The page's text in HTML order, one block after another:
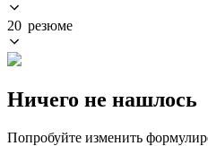
20 резюме
Ничего не нашлось
Попробуйте изменить